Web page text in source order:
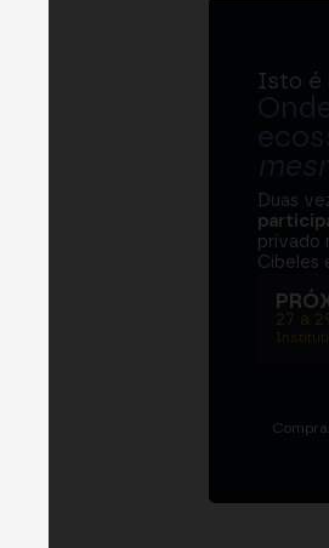
Isto é
Duas
privado
Cibeles
27 a